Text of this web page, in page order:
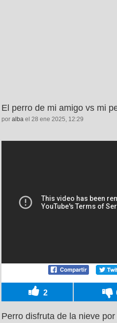
El perro de mi amigo vs mi
por alba el 28 ene 2025, 12:29
2
Perro disfruta de la nieve